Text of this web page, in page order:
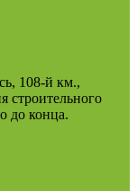
108-й км.,
строительного
до конца.